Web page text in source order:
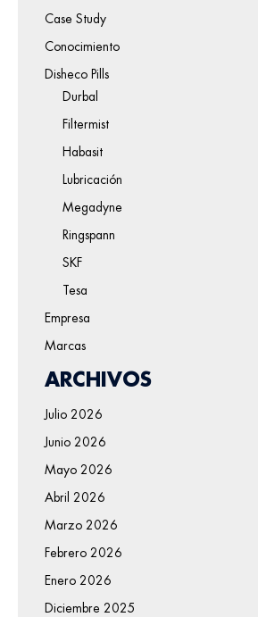
Case Study
Conocimiento
Disheco Pills
Durbal
Filtermist
Habasit
Lubricación
Megadyne
Ringspann
SKF
Tesa
Empresa
Marcas
ARCHIVOS
Julio 2026
Junio 2026
Mayo 2026
Abril 2026
Marzo 2026
Febrero 2026
Enero 2026
Diciembre 2025